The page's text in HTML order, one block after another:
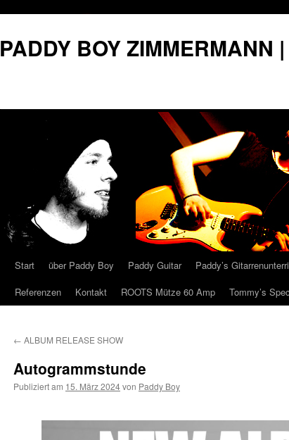
PADDY BOY
Springe
zum
Start über Paddy Boy Paddy Guitar Paddy’s
Referenzen
Kontakt ROOTS Mütze 60 Amp Tommy’s
← ALBUM RELEASE SHOW
Autogrammstunde
Publiziert am 15. März 2024von Paddy Boy